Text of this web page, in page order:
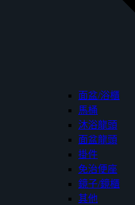
面盆/浴櫃
馬桶
沐浴龍頭
面盆龍頭
掛件
免治便座
鏡子/鏡櫃
其他